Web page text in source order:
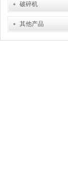
破碎机
其他产品